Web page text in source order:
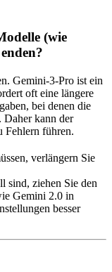
(wie
Gemini-3-Pro ist ein
oft eine längere
bei denen die
Daher kann der
Fehlern führen.
verlängern Sie
sind, ziehen Sie den
Gemini 2.0 in
besser